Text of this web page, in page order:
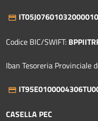
Codice BIC/SWIFT:
Iban Tesoreria Provinciale
CASELLA PEC